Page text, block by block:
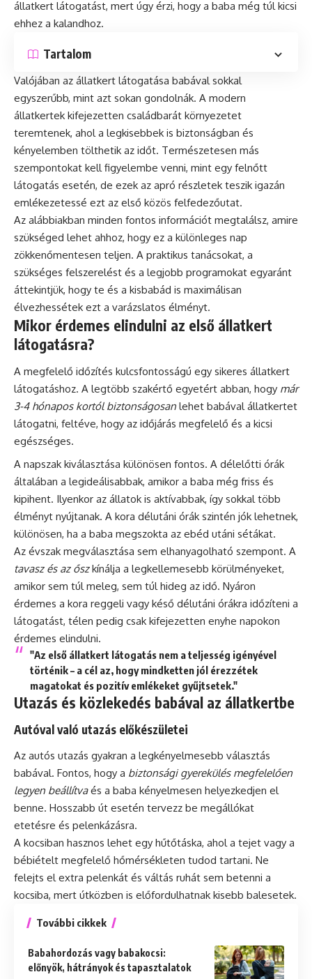
állatkert látogatást, mert úgy érzi, hogy a baba még túl kicsi
ehhez a kalandhoz.
Tartalom
Valójában az állatkert látogatása babával sokkal
egyszerűbb, mint azt sokan gondolnák. A modern
állatkertek kifejezetten családbarát környezetet
teremtenek, ahol a legkisebbek is biztonságban és
kényelemben tölthetik az időt. Természetesen más
szempontokat kell figyelembe venni, mint egy felnőtt
látogatás esetén, de ezek az apró részletek teszik igazán
emlékezetessé ezt az első közös felfedezőutat.
Az alábbiakban minden fontos információt megtalálsz, amire
szükséged lehet ahhoz, hogy ez a különleges nap
zökkenőmentesen teljen. A praktikus tanácsokat, a
szükséges felszerelést és a legjobb programokat egyaránt
áttekintjük, hogy te és a kisbabád is maximálisan
élvezhessétek ezt a varázslatos élményt.
Mikor érdemes elindulni az első állatkert
látogatásra?
A megfelelő időzítés kulcsfontosságú egy sikeres állatkert
látogatáshoz. A legtöbb szakértő egyetért abban, hogy már
3-4 hónapos kortól biztonságosan lehet babával állatkertet
látogatni, feltéve, hogy az időjárás megfelelő és a kicsi
egészséges.
A napszak kiválasztása különösen fontos. A délelőtti órák
általában a legideálisabbak, amikor a baba még friss és
kipihent. Ilyenkor az állatok is aktívabbak, így sokkal több
élményt nyújtanak. A kora délutáni órák szintén jók lehetnek,
különösen, ha a baba megszokta az ebéd utáni sétákat.
Az évszak megválasztása sem elhanyagolható szempont. A
tavasz és az őszkínálja a legkellemesebb körülményeket,
amikor sem túl meleg, sem túl hideg az idő. Nyáron
érdemes a kora reggeli vagy késő délutáni órákra időzíteni a
látogatást, télen pedig csak kifejezetten enyhe napokon
érdemes elindulni.
"Az első állatkert látogatás nem a teljesség igényével
történik – a cél az, hogy mindketten jól érezzétek
magatokat és pozitív emlékeket gyűjtsetek."
Utazás és közlekedés babával az állatkertbe
Autóval való utazás előkészületei
Az autós utazás gyakran a legkényelmesebb választás
babával. Fontos, hogy a biztonsági gyerekülés megfelelően
legyen beállítvaés a baba kényelmesen helyezkedjen el
benne. Hosszabb út esetén tervezz be megállókat
etetésre és pelenkázásra.
A kocsiban hasznos lehet egy hűtőtáska, ahol a tejet vagy a
bébiételt megfelelő hőmérsékleten tudod tartani. Ne
felejts el extra pelenkát és váltás ruhát sem betenni a
kocsiba, mert útközben is előfordulhatnak kisebb balesetek.
További cikkek
Babahordozás vagy babakocsi:
előnyök, hátrányok és tapasztalatok